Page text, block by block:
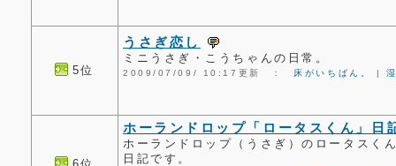
5位
うさぎ恋し
ミニうさぎ・こうちゃんの日常。
2009/07/09/ 10:17更新 ： 床がいちばん。 |
ホーランドロップ「ロータスくん」日
ホーランドロップ（うさぎ）のロータスく
日記です。